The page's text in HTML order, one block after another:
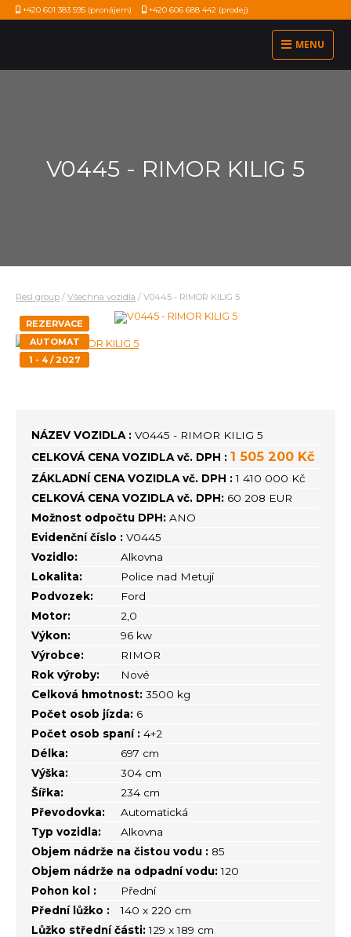
+420 601 383 595 (pronájem) +420 606 688 442 (prodej)
MENU
V0445 - RIMOR KILIG 5
Resl group / Všechna vozidla / V0445 - RIMOR KILIG 5
REZERVACE
AUTOMAT
1 - 4 / 2027
NÁZEV VOZIDLA : V0445 - RIMOR KILIG 5
CELKOVÁ CENA VOZIDLA vč. DPH : 1 505 200 Kč
ZÁKLADNÍ CENA VOZIDLA vč. DPH : 1 410 000 Kč
CELKOVÁ CENA VOZIDLA vč. DPH: 60 208 EUR
Možnost odpočtu DPH: ANO
Evidenční číslo : V0445
Vozidlo:
Alkovna
Lokalita:
Police nad Metují
Podvozek:
Ford
Motor:
2,0
Výkon:
96 kw
Výrobce:
RIMOR
Rok výroby:
Nové
Celková hmotnost: 3500 kg
Počet osob jízda: 6
Počet osob spaní : 4+2
Délka:
697 cm
Výška:
304 cm
Šířka:
234 cm
Převodovka:
Automatická
Typ vozidla:
Alkovna
Objem nádrže na čistou vodu : 85
Objem nádrže na odpadní vodu: 120
Pohon kol :
Přední
Přední lůžko :
140 x 220 cm
Lůžko střední části: 129 x 189 cm